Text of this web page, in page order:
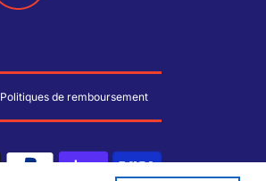
Politiques de remboursement